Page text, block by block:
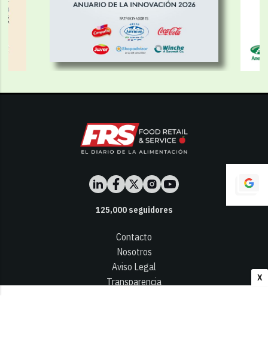
X
125,000seguidores
Contacto
Nosotros
Aviso Legal
Transparencia